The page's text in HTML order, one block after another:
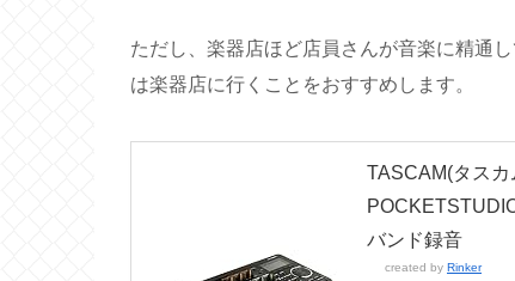
ただし、楽器店ほど店員さんが音楽に精通
は楽器店に行くことをおすすめします。
TASCAM(タス
バンド録音
created by Rinker